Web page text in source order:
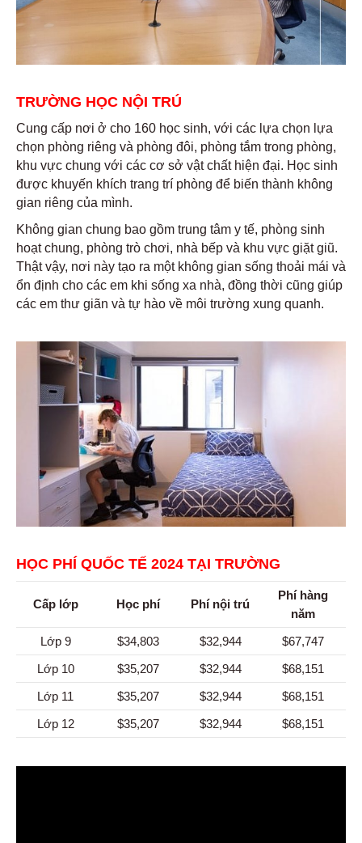
TRƯỜNG HỌC NỘI TRÚ
Cung cấp nơi ở cho 160 học sinh, với các lựa chọn lựa
chọn phòng riêng và phòng đôi, phòng tắm trong phòng,
khu vực chung với các cơ sở vật chất hiện đại. Học sinh
được khuyến khích trang trí phòng để biến thành không
gian riêng của mình.
Không gian chung bao gồm trung tâm y tế, phòng sinh
hoạt chung, phòng trò chơi, nhà bếp và khu vực giặt giũ.
Thật vậy, nơi này tạo ra một không gian sống thoải mái và
ổn định cho các em khi sống xa nhà, đồng thời cũng giúp
các em thư giãn và tự hào về môi trường xung quanh.
HỌC PHÍ QUỐC TẾ 2024 TẠI TRƯỜNG
Cấp lớp Học phí Phí nội trú
Phí hàng
năm
Lớp 9
$34,803 $32,944
$67,747
Lớp 10
$35,207 $32,944
$68,151
Lớp 11
$35,207 $32,944
$68,151
Lớp 12
$35,207 $32,944 $68,151